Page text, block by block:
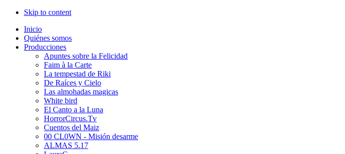
Skip to content
Inicio
Quiénes somos
Producciones
Apuntes sobre la Felicidad
Faim à la Carte
La tempestad de Riki
De Raíces y Cielo
Las almohadas magicas
White bird
El Canto a la Luna
HorrorCircus.Tv
Cuentos del Maiz
00 CL0WN - Misión desarme
ALMAS 5.17